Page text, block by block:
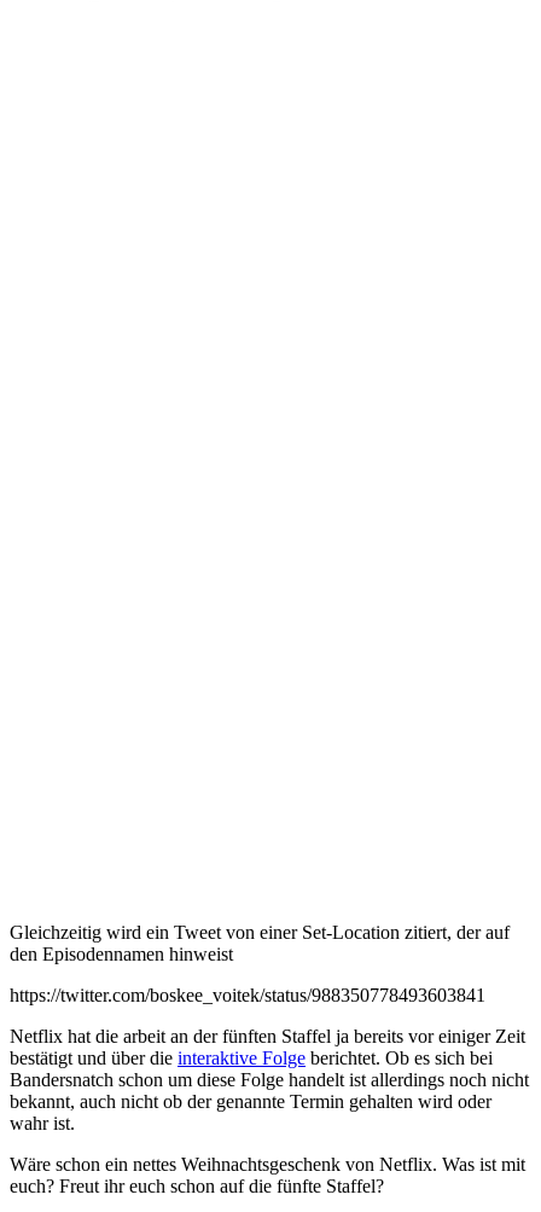
Gleichzeitig wird ein Tweet von einer Set-Location zitiert, der auf
den Episodennamen hinweist
https://twitter.com/boskee_voitek/status/988350778493603841
Netflix hat die arbeit an der fünften Staffel ja bereits vor einiger Zeit
bestätigt und über die interaktive Folge berichtet. Ob es sich bei
Bandersnatch schon um diese Folge handelt ist allerdings noch nicht
bekannt, auch nicht ob der genannte Termin gehalten wird oder
wahr ist.
Wäre schon ein nettes Weihnachtsgeschenk von Netflix. Was ist mit
euch? Freut ihr euch schon auf die fünfte Staffel?